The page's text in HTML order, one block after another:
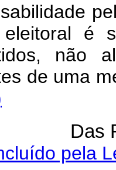
eleitoral é
não
de uma
Das
pela